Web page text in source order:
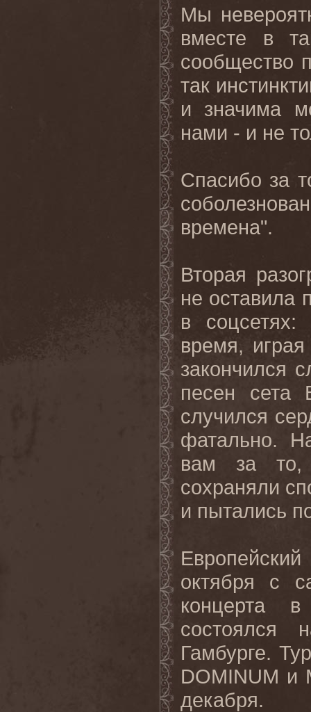
Мы
вместе в
сообщество
так
и значима
нами - и не
Спасибо за
времена".
Вторая
не оставила
в соцсетях:
время,
закончился
песен сета
случился
фатально.
вам за то,
сохраняли
и пытались
октября с
концерта в
состоялся
Гамбурге.
DOMINUM и
декабря.